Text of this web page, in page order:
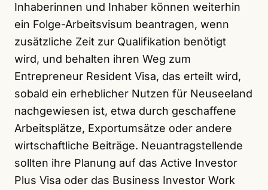
Inhaberinnen und Inhaber können weiterhin
ein Folge-Arbeitsvisum beantragen, wenn
zusätzliche Zeit zur Qualifikation benötigt
wird, und behalten ihren Weg zum
Entrepreneur Resident Visa, das erteilt wird,
sobald ein erheblicher Nutzen für Neuseeland
nachgewiesen ist, etwa durch geschaffene
Arbeitsplätze, Exportumsätze oder andere
wirtschaftliche Beiträge. Neuantragstellende
sollten ihre Planung auf das Active Investor
Plus Visa oder das Business Investor Work